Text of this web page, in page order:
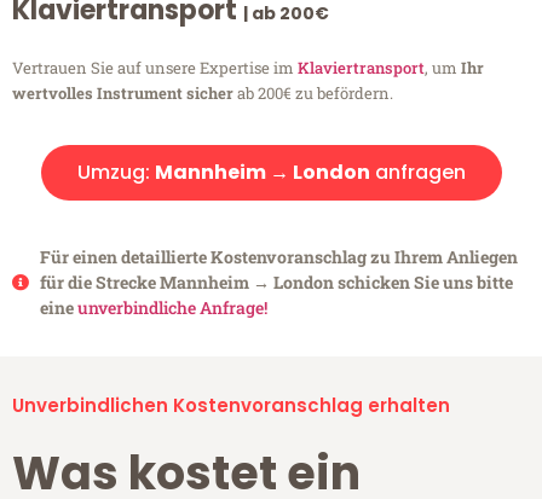
Klaviertransport | ab 200€
Vertrauen Sie auf unsere Expertise im Klaviertransport, um Ihr
wertvolles Instrument sicherab 200€ zu befördern.
Umzug: Mannheim → London anfragen
Für einen detaillierte Kostenvoranschlag zu Ihrem Anliegen
für die Strecke Mannheim → London schicken Sie uns bitte
eineunverbindliche Anfrage!
Unverbindlichen Kostenvoranschlag erhalten
Was kostet ein